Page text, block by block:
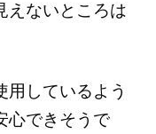
えないところは
用しているよう
心できそうで